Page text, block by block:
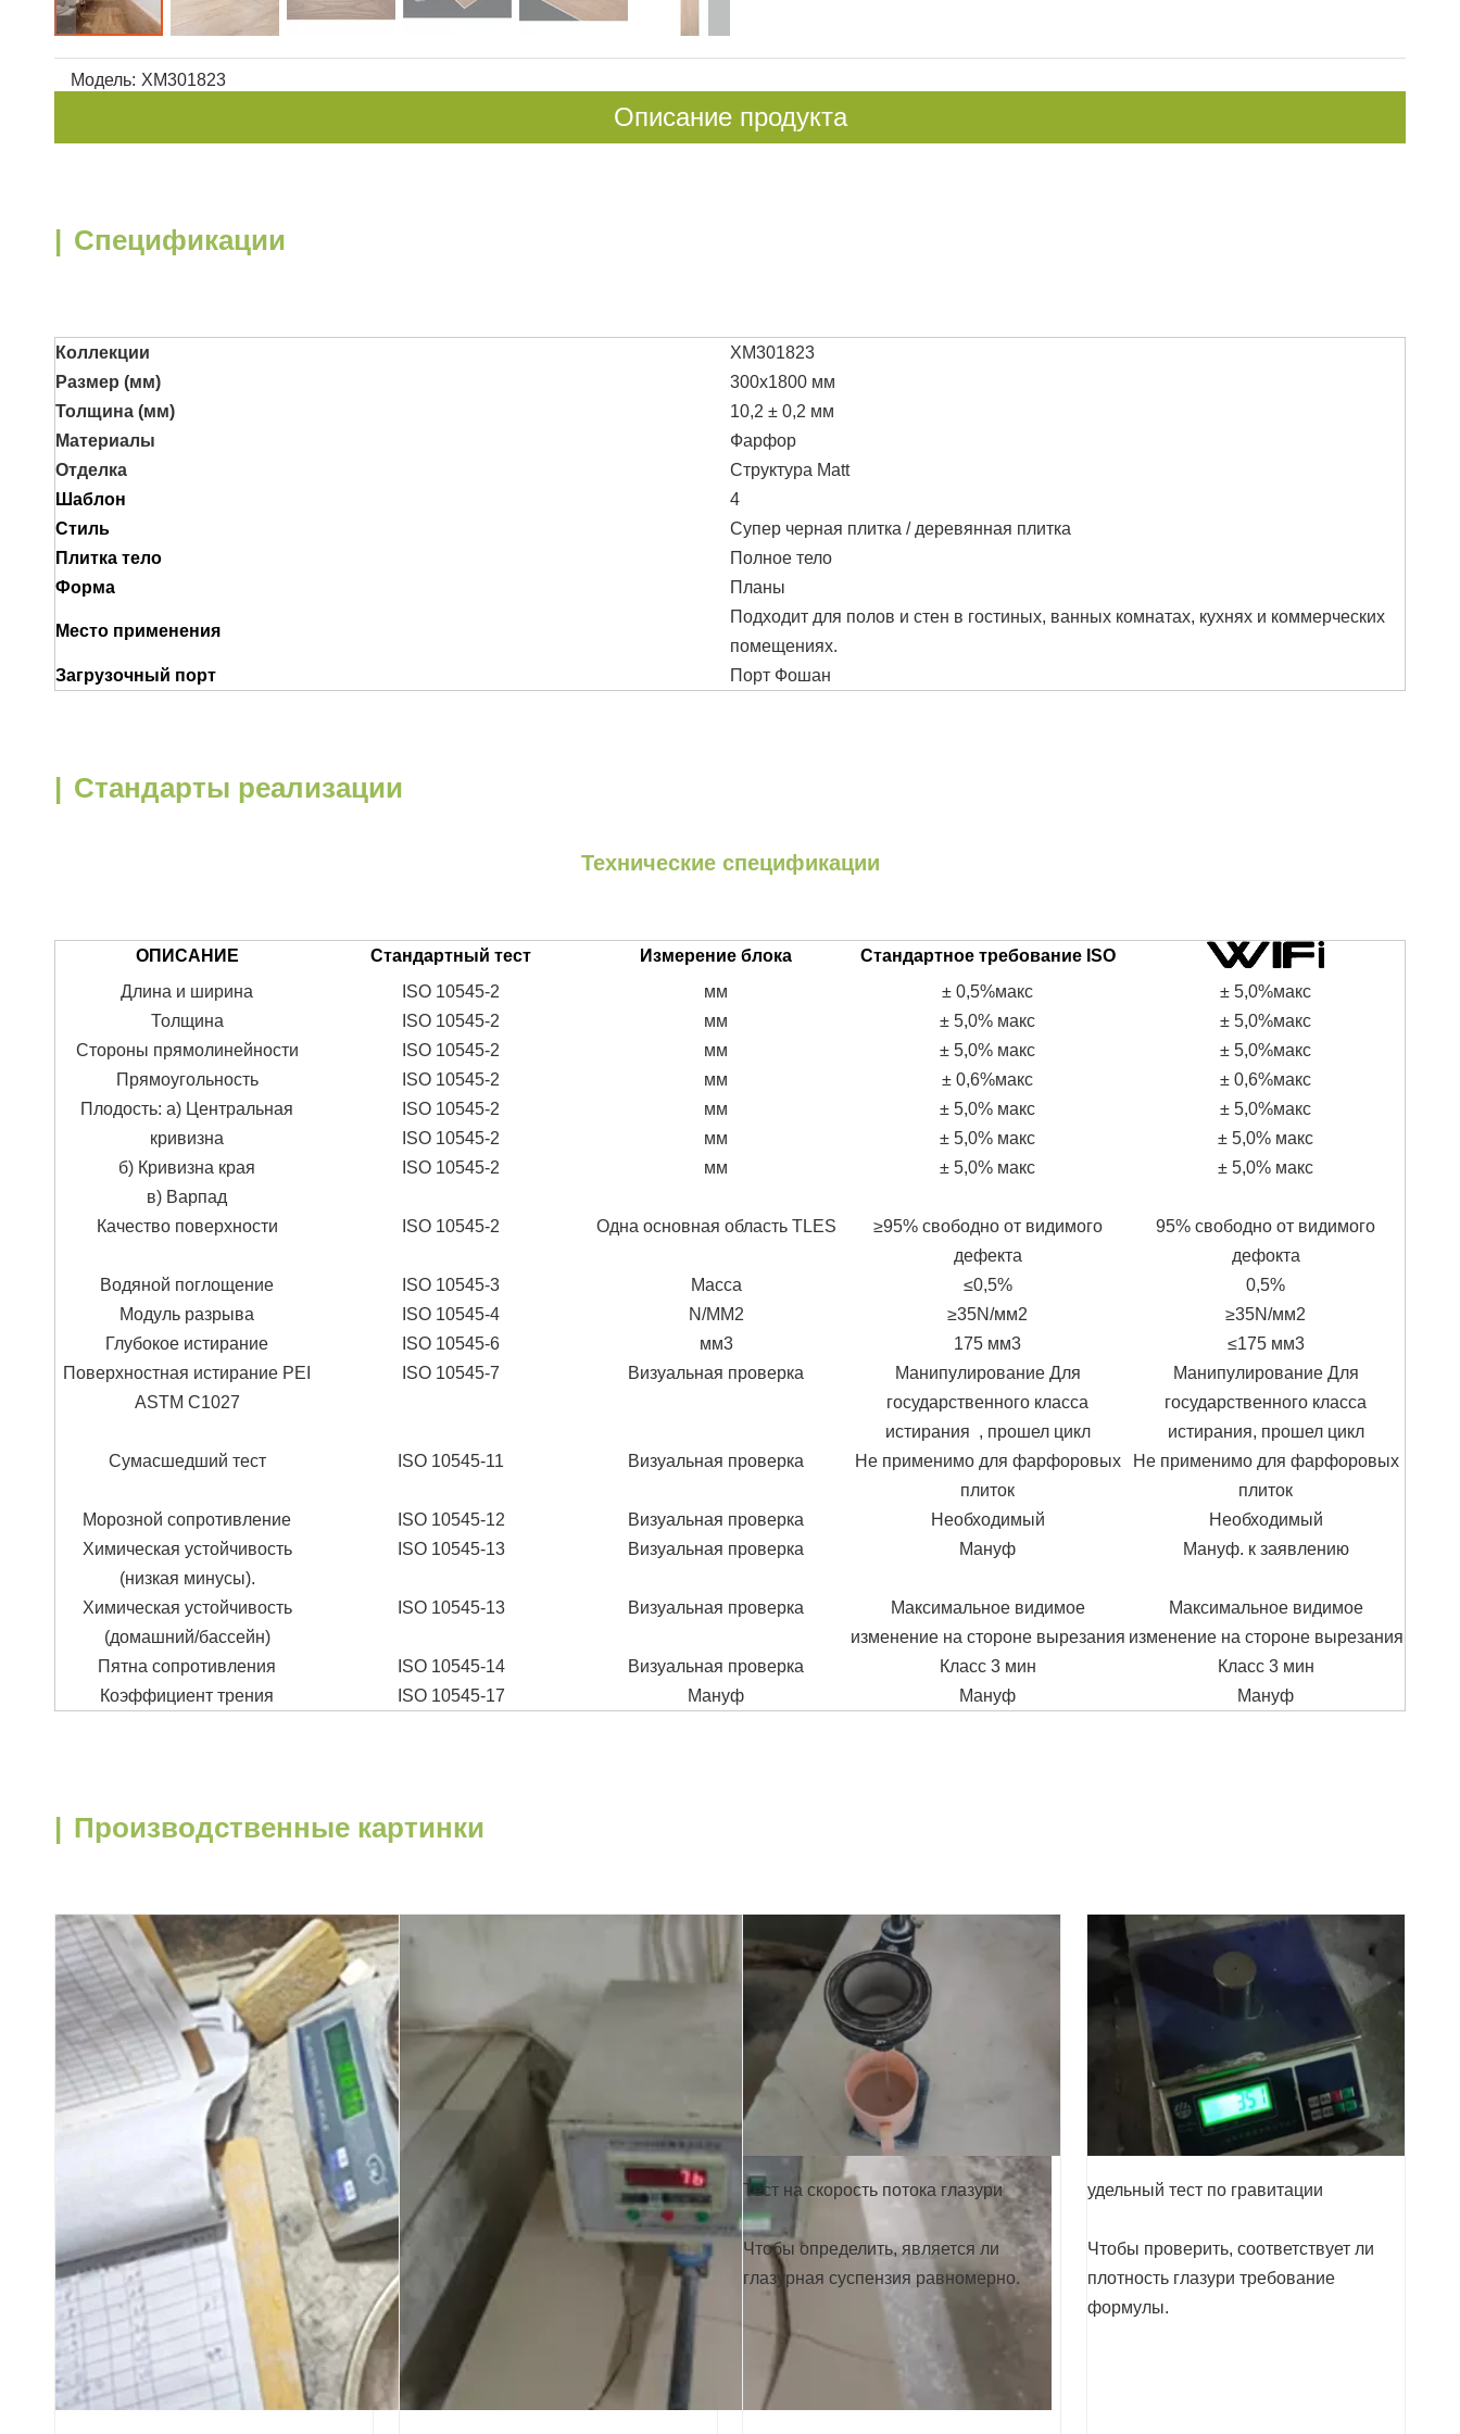
Модель: XM301823
Описание продукта
| Спецификации
Коллекции
XM301823
Размер (мм)
300x1800 мм
Толщина (мм)
10,2 ± 0,2 мм
Материалы
Фарфор
Отделка
Структура Matt
Шаблон
4
Стиль
Супер черная плитка / деревянная плитка
Плитка тело
Полное тело
Форма
Планы
Место применения
Подходит для полов и стен в гостиных, ванных комнатах, кухнях и коммерческих
помещениях.
Загрузочный порт
Порт Фошан
| Стандарты реализации
Технические спецификации
ОПИСАНИЕ Стандартный тест Измерение блока
Стандартное требование ISO
Длина и ширина
ISO 10545-2 мм ± 0,5%макс
± 5,0%макс
Толщина
ISO 10545-2 мм ± 5,0% макс
± 5,0%макс
Стороны прямолинейности
ISO 10545-2 мм ± 5,0% макс
± 5,0%макс
Прямоугольность
ISO 10545-2 мм ± 0,6%макс
± 0,6%макс
Плодость: а) Центральная
кривизна
б) Кривизна края
в) Варпад
ISO 10545-2
ISO 10545-2
ISO 10545-2
мм
мм
мм
± 5,0% макс
± 5,0% макс
± 5,0% макс
± 5,0%макс
± 5,0% макс
± 5,0% макс
Качество поверхности ISO 10545-2 Одна основная область TLES
≥95% свободно от видимого
дефекта
95% свободно от видимого
дефокта
Водяной поглощение
ISO 10545-3 Масса ≤0,5%
0,5%
Модуль разрыва
ISO 10545-4 N/MM2 ≥35N/мм2
≥35N/мм2
Глубокое истирание
ISO 10545-6 мм3 175 мм3
≤175 мм3
Поверхностная истирание PEI
ASTM C1027
ISO 10545-7 Визуальная проверка
Манипулирование Для
государственного класса
истирания , прошел цикл
Манипулирование Для
государственного класса
истирания, прошел цикл
Сумасшедший тест
ISO 10545-11 Визуальная проверка
Не применимо для фарфоровых
плиток
Не применимо для фарфоровых
плиток
Морозной сопротивление
ISO 10545-12 Визуальная проверка Необходимый
Необходимый
Химическая устойчивость
(низкая минусы).
ISO 10545-13 Визуальная проверка Мануф Мануф. к заявлению
Химическая устойчивость
(домашний/бассейн)
ISO 10545-13 Визуальная проверка
Максимальное видимое
изменение на стороне вырезания
Максимальное видимое
изменение на стороне вырезания
Пятна сопротивления
ISO 10545-14 Визуальная проверка Класс 3 мин
Класс 3 мин
Коэффициент трения
ISO 10545-17 Мануф Мануф Мануф
| Производственные картинки
Тест на скорость потока глазури
Чтобы определить, является ли
глазурная суспензия равномерно.
удельный тест по гравитации
Чтобы проверить, соответствует ли
плотность глазури требование
формулы.